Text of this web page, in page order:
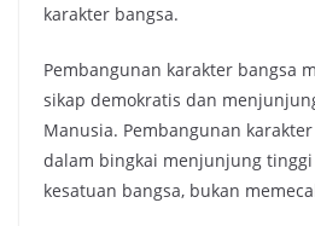
karakter bangsa.
Pembangunan karakter bangsa
sikap demokratis dan
Manusia. Pembangunan
dalam bingkai menjunjung
kesatuan bangsa, bukan